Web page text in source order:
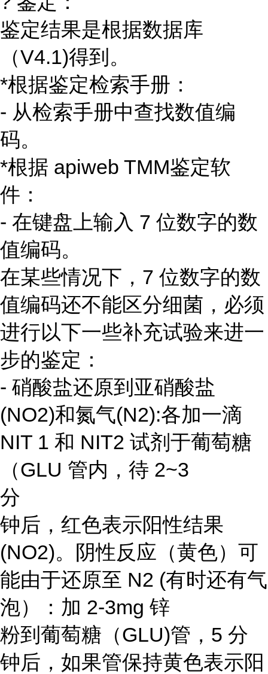
鉴定结果是根据数据库
（V4.1)得到。
*根据鉴定检索手册：
- 从检索手册中查找数值编
码。
*根据 apiweb TMM鉴定软
件：
- 在键盘上输入 7 位数字的数
值编码。
在某些情况下，7 位数字的数
值编码还不能区分细菌，必须
进行以下一些补充试验来进一
步的鉴定：
- 硝酸盐还原到亚硝酸盐
(NO2)和氮气(N2):各加一滴
NIT 1 和 NIT2 试剂于葡萄糖
（GLU 管内，待 2~3
分
钟后，红色表示阳性结果
(NO2)。阴性反应（黄色）可
能由于还原至 N2 (有时还有气
泡）：加 2-3mg 锌
粉到葡萄糖（GLU)管，5 分
钟后，如果管保持黄色表示阳